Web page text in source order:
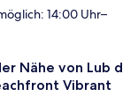
14:00 Uhr–
Nähe von Lub d
Vibrant